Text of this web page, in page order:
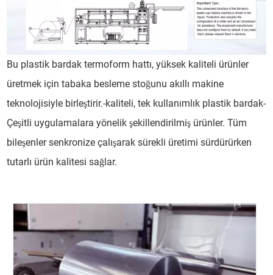
Bu plastik bardak termoform hattı, yüksek kaliteli ürünler
üretmek için tabaka besleme stoğunu akıllı makine
teknolojisiyle birleştirir.-kaliteli, tek kullanımlık plastik bardak-
Çeşitli uygulamalara yönelik şekillendirilmiş ürünler. Tüm
bileşenler senkronize çalışarak sürekli üretimi sürdürürken
tutarlı ürün kalitesi sağlar.